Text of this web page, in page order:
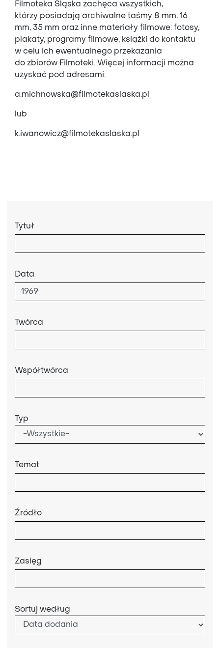
Filmoteka Śląska zachęca wszystkich,
którzy posiadają archiwalne taśmy 8 mm, 16
mm, 35 mm oraz inne materiały filmowe: fotosy,
plakaty, programy filmowe, książki do kontaktu
w celu ich ewentualnego przekazania
do zbiorów Filmoteki. Więcej informacji można
uzyskać pod adresami:
a.michnowska@filmotekaslaska.pl
lub
k.iwanowicz@filmotekaslaska.pl
Tytuł
Data
Twórca
Współtwórca
Typ
Temat
Źródło
Zasięg
Sortuj według